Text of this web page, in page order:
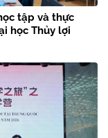
tập và thực
học Thủy lợi